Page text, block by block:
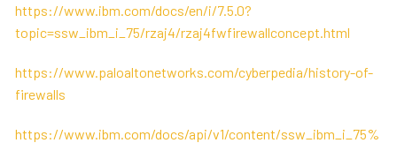
https://www.ibm.com/docs/en/i/7.5.0?
topic=ssw_ibm_i_75/rzaj4/rzaj4fwfirewallconcept.html
https://www.paloaltonetworks.com/cyberpedia/history-of-
firewalls
https://www.ibm.com/docs/api/v1/content/ssw_ibm_i_75%